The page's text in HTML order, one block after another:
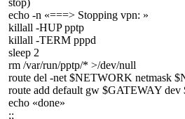
stop)
echo -n «===> Stopping vpn: »
killall -HUP pptp
killall -TERM pppd
sleep 2
rm /var/run/pptp/* >/dev/null
route del -net $NETWORK netmask
route add default gw $GATEWAY
echo «done»
;;